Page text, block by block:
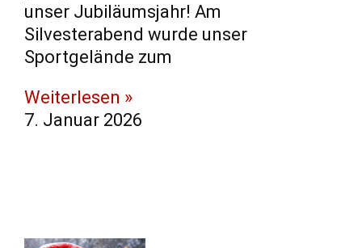
unser Jubiläumsjahr! Am
Silvesterabend wurde unser
Sportgelände zum
Weiterlesen »
7. Januar 2026